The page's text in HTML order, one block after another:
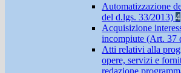
Automatizzazione
del d.lgs. 33/2013) 4
Acquisizione
incompiute (Art. 37
Atti relativi alla
opere, servizi e
redazione